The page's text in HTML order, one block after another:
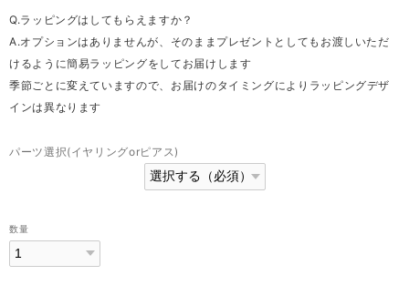
Q.ラッピングはしてもらえますか？
A.オプションはありませんが、そのままプレゼントとしてもお渡しいただ
けるように簡易ラッピングをしてお届けします
季節ごとに変えていますので、お届けのタイミングによりラッピングデザ
インは異なります
パーツ選択(イヤリングorピアス)
数量